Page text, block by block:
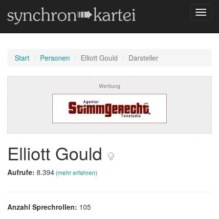
Start Personen Elliott Gould Darsteller
Werbung
Elliott Gould
Aufrufe: 8.394(mehr erfahren)
Anzahl Sprechrollen: 105